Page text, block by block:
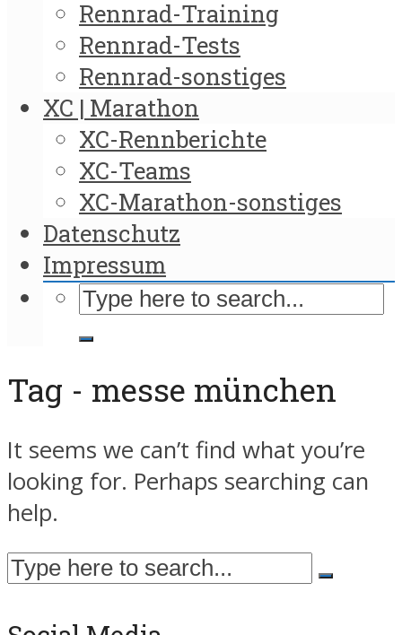
Rennrad-Training
Rennrad-Tests
Rennrad-sonstiges
XC | Marathon
XC-Rennberichte
XC-Teams
XC-Marathon-sonstiges
Datenschutz
Impressum
Tag - messe münchen
It seems we can’t find what you’re
looking for. Perhaps searching can
help.